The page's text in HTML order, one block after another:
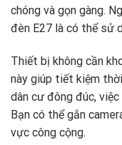
chóng và gọn gàng.
đèn E27 là có thể sử
Thiết bị không cần
này giúp tiết kiệm
dân cư đông đúc,
Bạn có thể gắn
vực công cộng.